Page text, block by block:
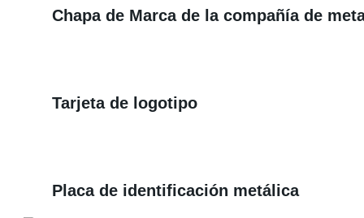
Chapa de Marca de la compañía de
Tarjeta de logotipo
Placa de identificación metálica